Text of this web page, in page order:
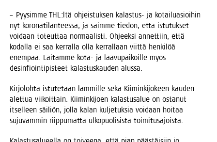
– Pyy­sim­me THL:ltä ohjeis­tuk­sen kalas­tus- ja kotai­lu­asioi­hin
nyt koro­na­ti­lan­tees­sa, ja saim­me tie­don, että istu­tuk­set
voi­daan toteut­taa nor­maa­lis­ti. Ohjeek­si annet­tiin, että
kodal­la ei saa ker­ral­la olla ker­ral­laan viit­tä hen­ki­löä
enem­pää. Lai­tam­me kota- ja laa­vu­pai­koil­le myös
desin­fioin­ti­pis­teet kalas­tus­kau­den alussa.
Kir­jo­loh­ta istu­te­taan lam­mil­le sekä Kii­min­ki­jo­keen kau­den
alet­tua vii­koit­tain. Kii­min­ki­joen kalas­tusa­lue on osta­nut
itsel­leen säi­liön, jol­la kalan kul­je­tuk­sia voi­daan hoi­taa
suju­vam­min riip­pu­mat­ta ulko­puo­li­sis­ta toimitusajoista.